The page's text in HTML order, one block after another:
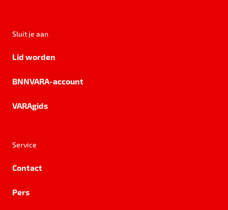
Sluit je aan
Lid worden
BNNVARA-account
VARAgids
Service
Contact
Pers